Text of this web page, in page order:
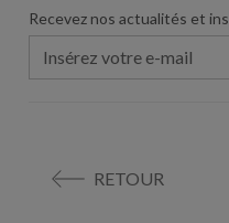
Recevez nos actualités et
RETOUR